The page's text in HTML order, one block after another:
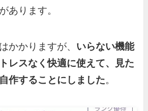
あります。
かかりますが、 いらない機能
レスなく快適に使えて、見た
作することにしました。